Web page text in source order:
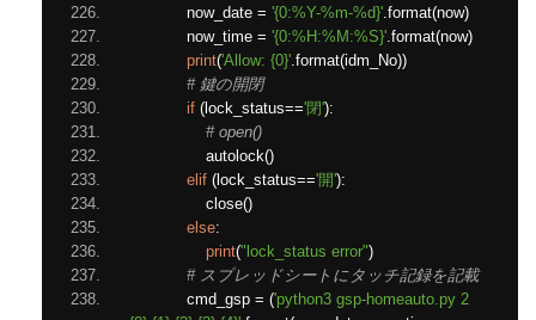
            now_date
= '{0:%Y-%m-%d}'.format(now)
            now_time
= '{0:%H:%M:%S}'.format(now)
print('Allow: {0}'.format(idm_No))
# 鍵の開閉
if ( lock_status=='閉'):
# open()
                autolock
()
elif ( lock_status=='開'):
                close
()
else:
print("lock_status error")
# スプレッドシートにタッチ記録を記載
            cmd_gsp
= ('python3 gsp-homeauto.py 2